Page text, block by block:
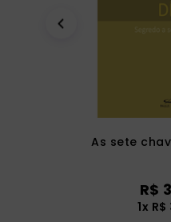
As sete
R$
1x R$